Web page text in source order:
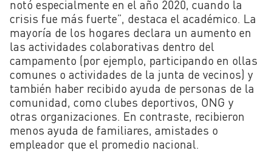
notó especialmente en el año 2020, cuando la
crisis fue más fuerte”, destaca el académico. La
mayoría de los hogares declara un aumento en
las actividades colaborativas dentro del
campamento (por ejemplo, participando en ollas
comunes o actividades de la junta de vecinos) y
también haber recibido ayuda de personas de la
comunidad, como clubes deportivos, ONG y
otras organizaciones. En contraste, recibieron
menos ayuda de familiares, amistades o
empleador que el promedio nacional.